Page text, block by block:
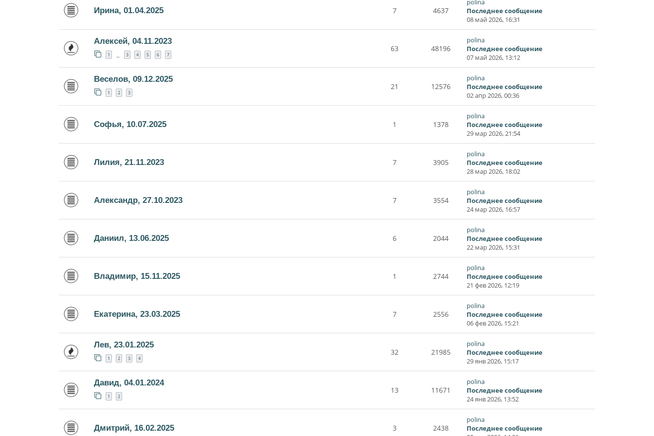
Ирина, 01.04.2025 7 4637
Последнее сообщение
08 май 2026, 16:31
Алексей, 04.11.2023
1 3 4 5 6 7
63 48196
polina
Последнее сообщение
07 май 2026, 13:12
Веселов, 09.12.2025
1 2 3
21 12576
polina
Последнее сообщение
02 апр 2026, 00:36
Софья, 10.07.2025 1 1378
polina
Последнее сообщение
29 мар 2026, 21:54
Лилия, 21.11.2023 7 3905
polina
Последнее сообщение
28 мар 2026, 18:02
Александр, 27.10.2023 7 3554
polina
Последнее сообщение
24 мар 2026, 16:57
Даниил, 13.06.2025 6 2044
polina
Последнее сообщение
22 мар 2026, 15:31
Владимир, 15.11.2025 1 2744
polina
Последнее сообщение
21 фев 2026, 12:19
Екатерина, 23.03.2025 7 2556
polina
Последнее сообщение
06 фев 2026, 15:21
Лев, 23.01.2025
1 2 3 4
32 21985
polina
Последнее сообщение
29 янв 2026, 15:17
Давид, 04.01.2024
1 2
13 11671
polina
Последнее сообщение
24 янв 2026, 13:52
Дмитрий, 16.02.2025 3 2438
polina
Последнее сообщение